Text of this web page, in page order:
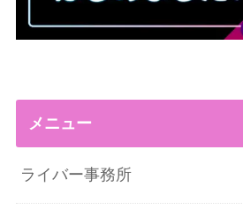
メニュー
ライバー事務所